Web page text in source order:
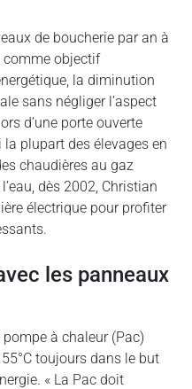
de boucherie par an à
comme objectif
la diminution
sans négliger l’aspect
d’une porte ouverte
la plupart des élevages en
chaudières au gaz
dès 2002, Christian
électrique pour profiter
les panneaux
pompe à chaleur (Pac)
toujours dans le but
« La Pac doit